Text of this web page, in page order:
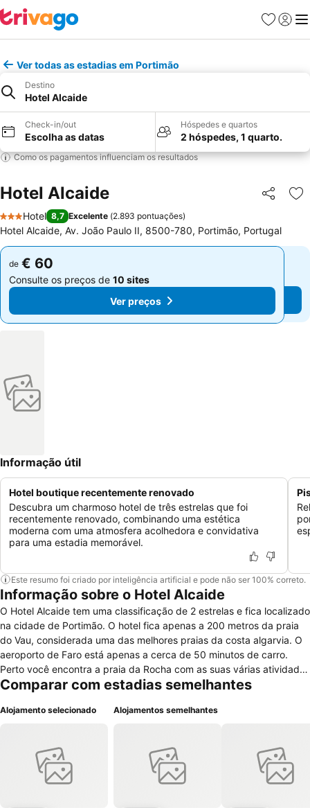
Favoritos
Iniciar
Ver todas as estadias em Portimão
Destino
Hotel Alcaide
Check-in/out
Escolha as datas
Hóspedes e quartos
2 hóspedes, 1 quarto.
Como os pagamentos influenciam os resultados
Hotel Alcaide Partilhar
3 Estrelas
Hotel 8,7 Excelente (2.893 pontuações)
Hotel Alcaide, Av. João Paulo II, 8500-780, Portimão, Portugal
de € 60
Consulte os preços de 10 sites
Ver preços
de € 60
Consulte os preços de 10 sites
Ver preços
Informação útil
Hotel boutique recentemente renovado
Descubra um charmoso hotel de três estrelas que foi
recentemente renovado, combinando uma estética
moderna com uma atmosfera acolhedora e convidativa
para uma estadia memorável.
Este resumo foi criado por inteligência artificial e pode não ser 100% correto.
Informação sobre o Hotel Alcaide
O Hotel Alcaide tem uma classificação de 2 estrelas e fica localizado
na cidade de Portimão. O hotel fica apenas a 200 metros da praia
do Vau, considerada uma das melhores praias da costa algarvia. O
aeroporto de Faro está apenas a cerca de 50 minutos de carro.
Perto você encontra a praia da Rocha com as suas várias atividades
balneares, bares e cafés. O Hotel Alcaide oferece 18 quartos com
ar condicionado. Alguns quartos possuem varandas e o pequeno-
serviço de transporte de/para o aeroporto mediante custo adicional,
internet wireless de cortesia nos espaços comuns do hotel, parque
de estacionamento gratuito e publico, aluguer de bicicletas. Para
Comparar com estadias semelhantes
Alojamento selecionado Alojamentos semelhantes